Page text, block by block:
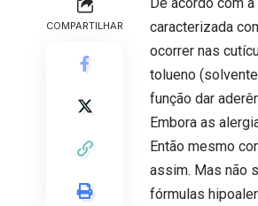
COMPARTILHAR
De acordo com
caracterizada
ocorrer nas
tolueno
função dar
Embora as
Então mesmo
assim. Mas não
fórmulas